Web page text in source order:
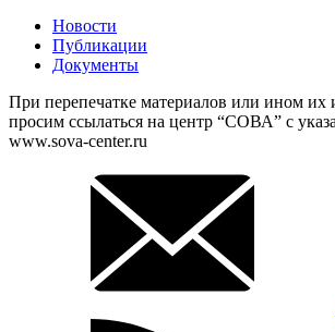
Новости
Публикации
Документы
При перепечатке материалов или ином их
просим ссылаться на центр “СОВА” с
www.sova-center.ru